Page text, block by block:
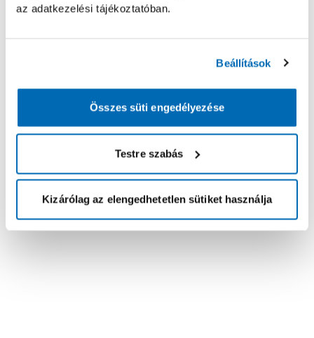
az adatkezelési tájékoztatóban.
Beállítások
Összes süti engedélyezése
Testre szabás
Kizárólag az elengedhetetlen sütiket használja